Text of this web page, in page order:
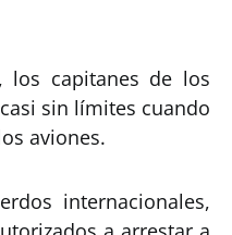
los capitanes de los
sin límites cuando
aviones.
internacionales,